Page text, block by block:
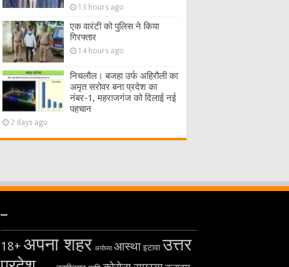
13 hours ago
एक वारंटी को पुलिस ने किया
गिरफ्तार
14 hours ago
निचलौल। बजहा उर्फ अहिरौली का
अमृत सरोवर बना प्रदेश का
नंबर-1, महराजगंज को दिलाई नई
पहचान
2 days ago
–
18+ अपना शहर अयोध्या आस्था इटावा उत्तर